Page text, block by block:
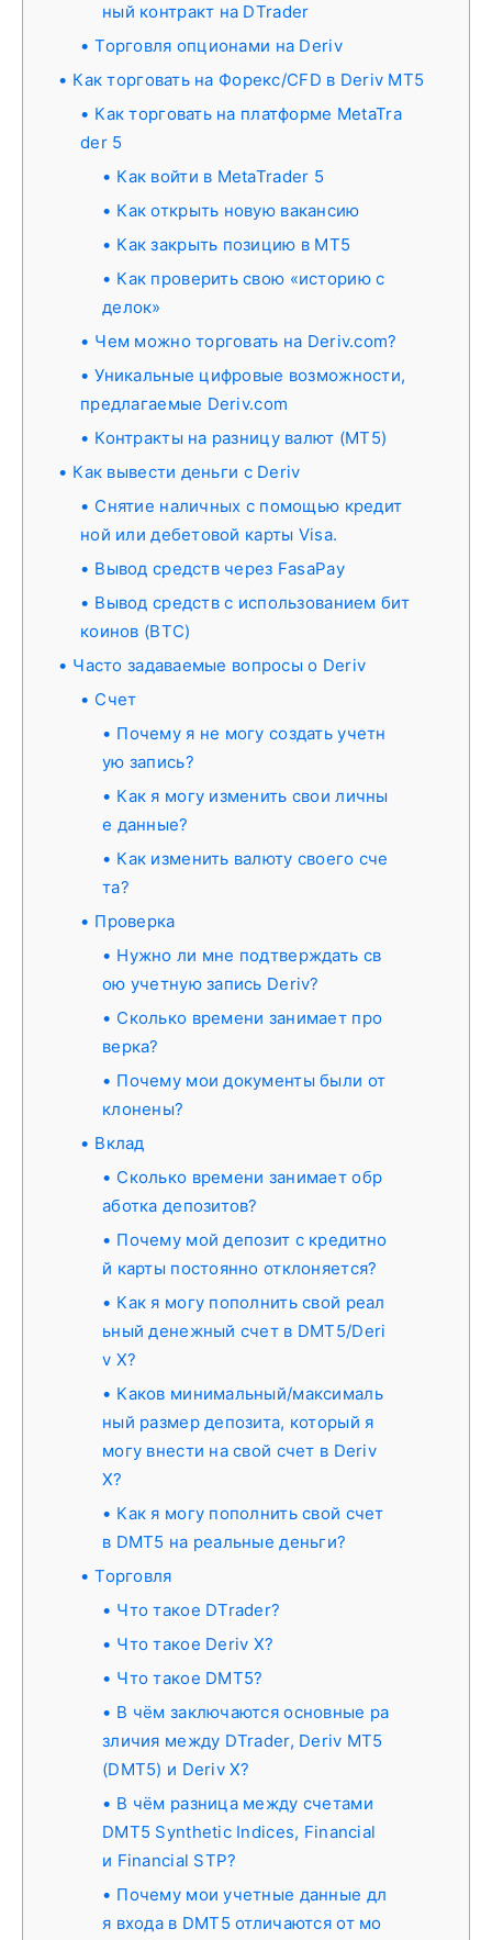
ный контракт на DTrader
Торговля опционами на Deriv
Как торговать на Форекс/CFD в Deriv MT5
Как торговать на платформе MetaTra
der 5
Как войти в MetaTrader 5
Как открыть новую вакансию
Как закрыть позицию в MT5
Как проверить свою «историю с
делок»
Чем можно торговать на Deriv.com?
Уникальные цифровые возможности,
предлагаемые Deriv.com
Контракты на разницу валют (MT5)
Как вывести деньги с Deriv
Снятие наличных с помощью кредит
ной или дебетовой карты Visa.
Вывод средств через FasaPay
Вывод средств с использованием бит
коинов (BTC)
Часто задаваемые вопросы о Deriv
Счет
Почему я не могу создать учетн
ую запись?
Как я могу изменить свои личны
е данные?
Как изменить валюту своего сче
та?
Проверка
Нужно ли мне подтверждать св
ою учетную запись Deriv?
Сколько времени занимает про
верка?
Почему мои документы были от
клонены?
Вклад
Сколько времени занимает обр
аботка депозитов?
Почему мой депозит с кредитно
й карты постоянно отклоняется?
Как я могу пополнить свой реал
ьный денежный счет в DMT5/Deri
v X?
Каков минимальный/максималь
ный размер депозита, который я
могу внести на свой счет в Deriv
X?
Как я могу пополнить свой счет
в DMT5 на реальные деньги?
Торговля
Что такое DTrader?
Что такое Deriv X?
Что такое DMT5?
В чём заключаются основные ра
зличия между DTrader, Deriv MT5
(DMT5) и Deriv X?
В чём разница между счетами
DMT5 Synthetic Indices, Financial
и Financial STP?
Почему мои учетные данные дл
я входа в DMT5 отличаются от мо